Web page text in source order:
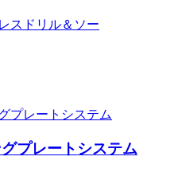
スドリル＆ソー
プレートシステム